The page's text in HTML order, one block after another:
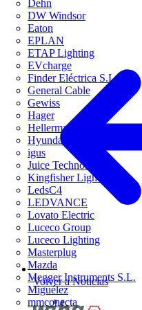
Dehn
DW Windsor
Eaton
EPLAN
ETAP Lighting
EVcharge
Finder Eléctrica S.L.U
General Cable
Gewiss
Hager
HellermannTyton
Hyundai Electric
igus
Juice Technology
Kingfisher Lighting
LedsC4
LEDVANCE
Lovato Electric
Luceco Group
Luceco Lighting
Masterplug
Mazda
Megger Instruments S.L.
Miguélez
mmconecta
Volver a Noticias